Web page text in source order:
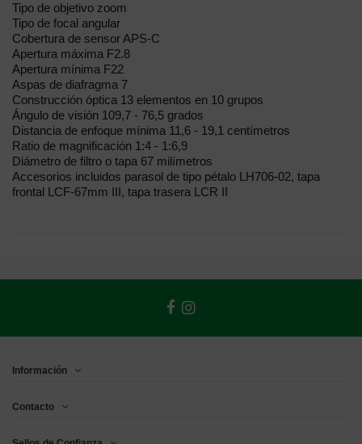
Tipo de objetivo zoom
Tipo de focal angular
Cobertura de sensor APS-C
Apertura máxima F2.8
Apertura mínima F22
Aspas de diafragma 7
Construcción óptica 13 elementos en 10 grupos
Ángulo de visión 109,7 - 76,5 grados
Distancia de enfoque mínima 11,6 - 19,1 centímetros
Ratio de magnificación 1:4 - 1:6,9
Diámetro de filtro o tapa 67 milímetros
Accesorios incluidos parasol de tipo pétalo LH706-02, tapa
frontal LCF-67mm III, tapa trasera LCR II
Información
Contacto